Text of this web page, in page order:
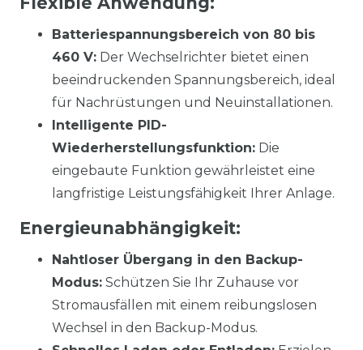
Batteriespannungsbereich von 80 bis
460 V: Der Wechselrichter bietet einen
beeindruckenden Spannungsbereich, ideal
für Nachrüstungen und Neuinstallationen.
Intelligente PID-
Wiederherstellungsfunktion: Die
eingebaute Funktion gewährleistet eine
langfristige Leistungsfähigkeit Ihrer Anlage.
Energieunabhängigkeit:
Nahtloser Übergang in den Backup-
Modus: Schützen Sie Ihr Zuhause vor
Stromausfällen mit einem reibungslosen
Wechsel in den Backup-Modus.